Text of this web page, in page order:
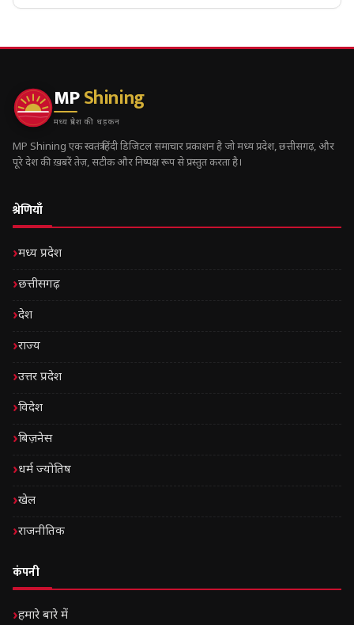
MPShining
मध्य प्रदेश की धड़कन
MP Shining एक स्वतंत्र हिंदी डिजिटल समाचार प्रकाशन है जो मध्य प्रदेश, छत्तीसगढ़, और
पूरे देश की ख़बरें तेज़, सटीक और निष्पक्ष रूप से प्रस्तुत करता है।
श्रेणियाँ
मध्य प्रदेश
छत्तीसगढ़
देश
राज्य
उत्तर प्रदेश
विदेश
बिज़नेस
धर्म ज्योतिष
खेल
राजनीतिक
कंपनी
हमारे बारे में